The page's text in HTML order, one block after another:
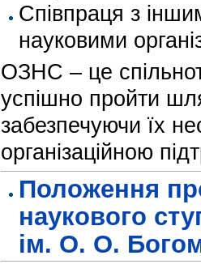
Співпраця з
науковими
ОЗНС – це
успішно пройти
забезпечуючи їх
організаційною
Положення
наукового
ім. О. О.